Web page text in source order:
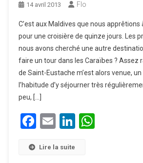
14 avril 2013 Flo
C’est aux Maldives que nous apprêtions
pour une croisière de quinze jours. Les
nous avons cherché une autre
faire un tour dans les Caraïbes ? Assez
de Saint-Eustache m’est alors venue,
l’habitude d’y séjourner très
peu, […]
Facebook
EmailLinkedIn
Lire la suite